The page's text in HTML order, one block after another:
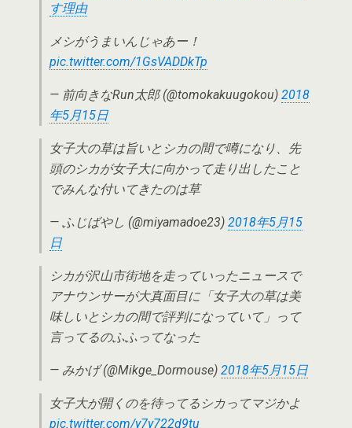
す理由
メシがうまいんじゃあー！
pic.twitter.com/1GsVADDkTp
— 前向きなRun太郎 (@tomokakuugokou) 2018
年5月15日
女子大の草は旨いとシカの間で噂になり、先
頭のシカが女子大に向かって走り出したこと
でみんな付いてきたのは草
— ふじばやし (@miyamadoe23) 2018年5月15
日
シカが沢山市街地を走っていったニュースで
アナウンサーが大真面目に「女子大の草は美
味しいとシカの間で評判になっていて」って
言ってるのふふってなった
— みかげ (@Mikge_Dormouse) 2018年5月15日
女子大が開くのを待ってるシカってマジかよ
pic.twitter.com/y7y722d9tu